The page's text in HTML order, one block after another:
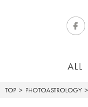
ALL
TOP PHOTOASTROLOGY